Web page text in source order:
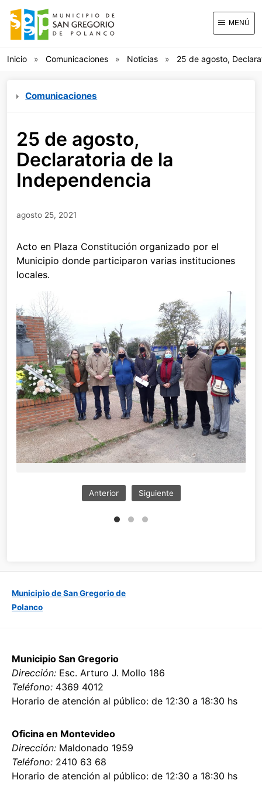
MENÚ
Inicio Comunicaciones Noticias 25 de agosto,
Comunicaciones
25 de agosto,
Declaratoria de la
Independencia
agosto 25, 2021
Acto en Plaza Constitución organizado por el
Municipio donde participaron varias instituciones
locales.
Anterior Siguiente
Municipio de San Gregorio de
Polanco
Municipio San Gregorio
Dirección: Esc. Arturo J. Mollo 186
Teléfono: 4369 4012
Horario de atención al público: de 12:30 a 18:30 hs
Oficina en Montevideo
Dirección: Maldonado 1959
Teléfono: 2410 63 68
Horario de atención al público: de 12:30 a 18:30 hs